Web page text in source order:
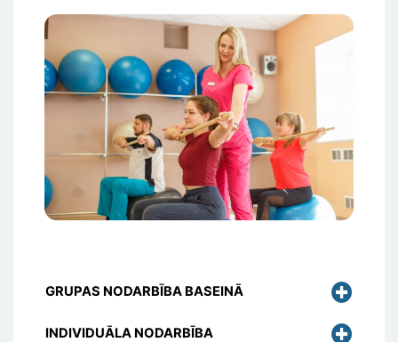
Attēls
GRUPAS NODARBĪBA BASEINĀ
INDIVIDUĀLA NODARBĪBA